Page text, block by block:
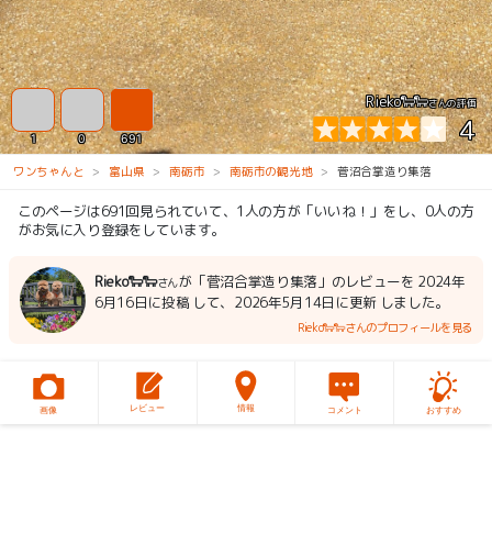
Rieko🐑🐑さんの評価
4
1 0 691
ワンちゃんと 富山県 南砺市 南砺市の観光地 菅沼合掌造り集落
このページは691回見られていて、1人の方が「いいね！」をし、0人の方
がお気に入り登録をしています。
Rieko🐑🐑さんが「菅沼合掌造り集落」のレビューを 2024年
6月16日に投稿 して、2026年5月14日に更新 しました。
Rieko🐑🐑さんのプロフィールを見る
画像 レビュー 情報 コメント おすすめ